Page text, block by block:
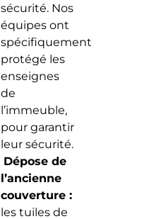
sécurité. Nos
équipes ont
spécifiquement
protégé les
enseignes
de
l’immeuble,
pour garantir
leur sécurité.
Dépose de
l’ancienne
couverture :
les tuiles de